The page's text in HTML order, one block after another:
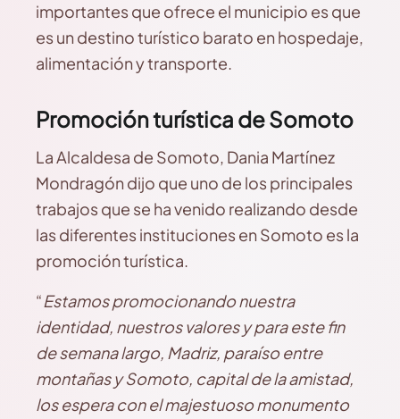
importantes que ofrece el municipio es que
es un destino turístico barato en hospedaje,
alimentación y transporte.
Promoción turística de Somoto
La Alcaldesa de Somoto, Dania Martínez
Mondragón dijo que uno de los principales
trabajos que se ha venido realizando desde
las diferentes instituciones en Somoto es la
promoción turística.
“Estamos promocionando nuestra
identidad, nuestros valores y para este fin
de semana largo, Madriz, paraíso entre
montañas y Somoto, capital de la amistad,
los espera con el majestuoso monumento